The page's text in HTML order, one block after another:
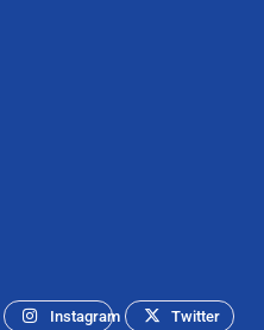
Instagram Twitter